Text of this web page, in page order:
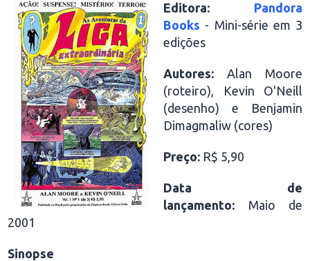
Editora:
Pandora
Books - Mini-série em 3
edições
Autores: Alan Moore
(roteiro), Kevin O'Neill
(desenho) e Benjamin
Dimagmaliw (cores)
Preço: R$ 5,90
Data de
lançamento: Maio de
2001
Sinopse